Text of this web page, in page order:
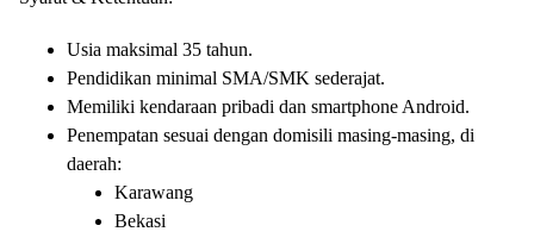
Usia maksimal 35 tahun.
Pendidikan minimal SMA/SMK sederajat.
Memiliki kendaraan pribadi dan smartphone Android.
Penempatan sesuai dengan domisili masing-masing, di
daerah:
Karawang
Bekasi